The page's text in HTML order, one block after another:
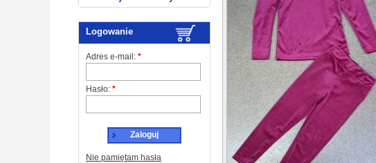
Logowanie
Adres e-mail: *
Hasło: *
Zaloguj
Nie pamiętam hasła